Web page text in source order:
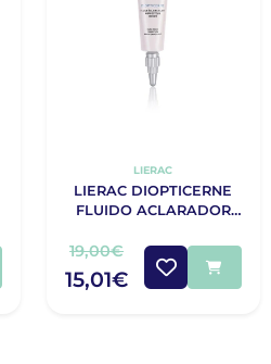
LIERAC
LIERAC DIOPTICERNE
FLUIDO ACLARADOR
OLHEIRAS 15 ML
19,00€
15,01€